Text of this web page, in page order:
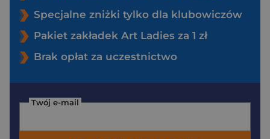
Specjalne zniżki tylko dla klubowiczów
Pakiet zakładek Art Ladies za 1 zł
Brak opłat za uczestnictwo
Twój e-mail